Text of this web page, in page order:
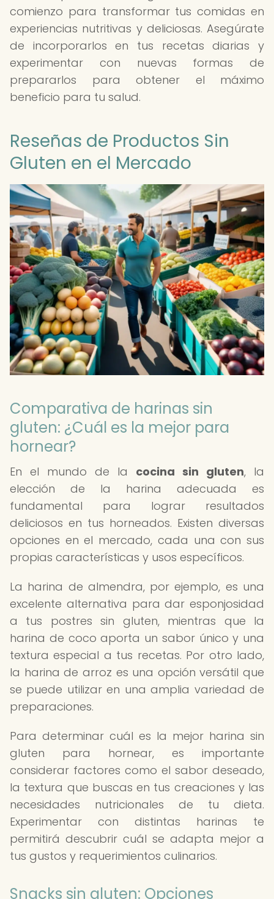
comienzo para transformar tus comidas en
experiencias nutritivas y deliciosas. Asegúrate
de incorporarlos en tus recetas diarias y
experimentar con nuevas formas de
prepararlos para obtener el máximo
beneficio para tu salud.
Reseñas de Productos Sin
Gluten en el Mercado
Comparativa de harinas sin
gluten: ¿Cuál es la mejor para
hornear?
En el mundo de la cocina sin gluten, la
elección de la harina adecuada es
fundamental para lograr resultados
deliciosos en tus horneados. Existen diversas
opciones en el mercado, cada una con sus
propias características y usos específicos.
La harina de almendra, por ejemplo, es una
excelente alternativa para dar esponjosidad
a tus postres sin gluten, mientras que la
harina de coco aporta un sabor único y una
textura especial a tus recetas. Por otro lado,
la harina de arroz es una opción versátil que
se puede utilizar en una amplia variedad de
preparaciones.
Para determinar cuál es la mejor harina sin
gluten para hornear, es importante
considerar factores como el sabor deseado,
la textura que buscas en tus creaciones y las
necesidades nutricionales de tu dieta.
Experimentar con distintas harinas te
permitirá descubrir cuál se adapta mejor a
tus gustos y requerimientos culinarios.
Snacks sin gluten: Opciones